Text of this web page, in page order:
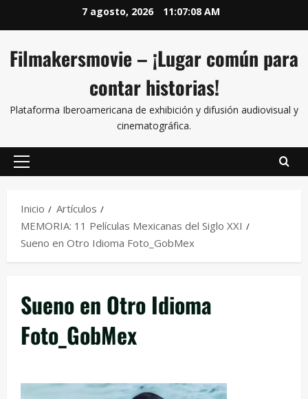
7 agosto, 2026 11:07:08 AM
Filmakersmovie – ¡Lugar común para
contar historias!
Plataforma Iberoamericana de exhibición y difusión audiovisual y
cinematográfica.
Inicio
Artículos
MEMORIA: 11 Películas Mexicanas del Siglo XXI
Sueno en Otro Idioma Foto_GobMex
Sueno en Otro Idioma
Foto_GobMex